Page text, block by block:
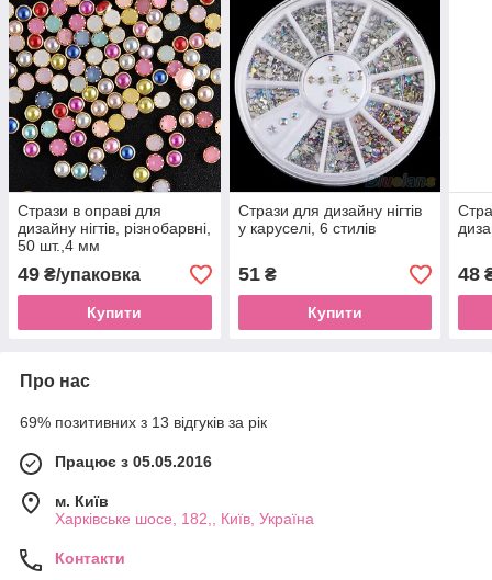
Стрази в оправі для
дизайну нігтів, різнобарвні,
50 шт.,4 мм
49 ₴/упаковка
Купити
Стрази для дизайну нігтів
у каруселі, 6 стилів
51₴
Купити
48
Про нас
69% позитивних з 13 відгуків за рік
Працює з 05.05.2016
м. Київ
Харківське шосе, 182,, Київ, Україна
Контакти